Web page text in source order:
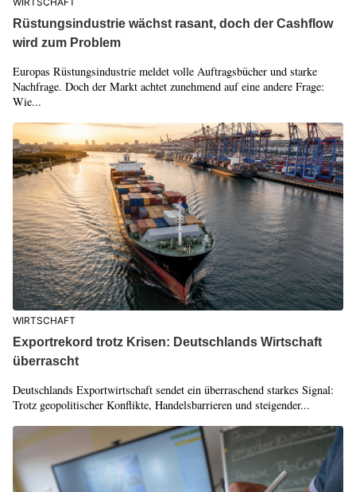
Rüstungsindustrie wächst rasant, doch der Cashflow
wird zum Problem
Europas Rüstungsindustrie meldet volle Auftragsbücher und starke
Nachfrage. Doch der Markt achtet zunehmend auf eine andere Frage:
Wie...
WIRTSCHAFT
Exportrekord trotz Krisen: Deutschlands Wirtschaft
überrascht
Deutschlands Exportwirtschaft sendet ein überraschend starkes Signal:
Trotz geopolitischer Konflikte, Handelsbarrieren und steigender...